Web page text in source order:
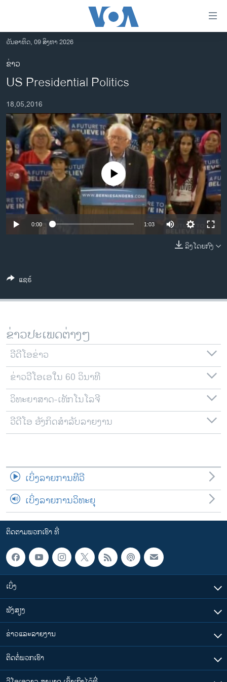
ເຂົ້າ
ຫາ
ຂ້າມ
ຂ້າມ
ໄປ
ຫາ
ຄົ້ນ
ອາເມຣິກາ
ການເລືອກຕັ້ງ ປະທານາທີບໍດີ ສະຫະລັດ 2024
ຂ່າວ​ຈີນ
ໂລກ
ເອເຊຍ
ອິດສະຫຼະພາບດ້ານການຂ່າວ
ຊີວິດຊາວລາວ
ຊຸມຊົນຊາວລາວ
ວິທະຍາສາດ-ເທັກໂນໂລຈີ
ພາສາອັງກິດ
ລາຍການກະຈາຍສຽງ
ລາຍງານ
ຕິດຕາມພວກເຮົາ ທີ່
ພາສາຕ່າງໆ
ວັນອາທິດ, 09 ສິງຫາ 2026
ຂ່າວ
US Presidential Politics
18,05,2016
No media source currently available
0:00 1:03
ລິງໂດຍກົງ
ແຊຣ໌
ຂ່າວປະເພດຕ່າງໆ
ວີດີໂອຂ່າວ
ຂ່າວວີໂອເອໃນ 60 ວິນາທີ
ວິທະຍາສາດ-ເທັກໂນໂລຈີ
ວີດີໂອ ອັງກິດສຳລັບລາຍງານ
ເບິ່ງລາຍການທີວີ
ເບິ່ງລາຍການວິທະຍຸ
ຕິດຕາມພວກເຮົາ ທີ່
ເບິ່ງ
ຟັງສຽງ
ຂ່າວແລະລາຍງານ
ຕິດຕໍ່ພວກເຮົາ